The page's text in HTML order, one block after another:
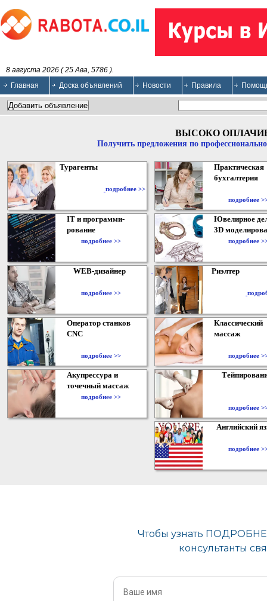
8 августа 2026 ( 25 Ава, 5786 ).
Главная
Доска объявлений Новости Правила
ВЫСОКО
Получить предложения по
Турагенты
подробнее >>
Практическая
бухгалтерия
подробнее
IT и программи-
рование
подробнее >>
Ювелирное
3D
подробнее
WEB-дизайнер
подробнее >>
Риэлтер
Оператор станков
CNC
подробнее >>
Классический
массаж
подробнее
Акупрессура и
точечный массаж
подробнее >>
подробнее
Английский
подробнее